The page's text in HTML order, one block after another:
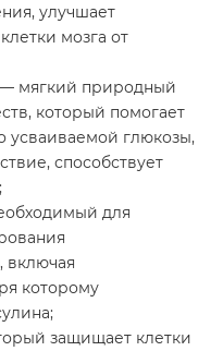
улучшает
мозга от
— мягкий природный
который помогает
усваиваемой глюкозы,
способствует
для
включая
которому
защищает клетки